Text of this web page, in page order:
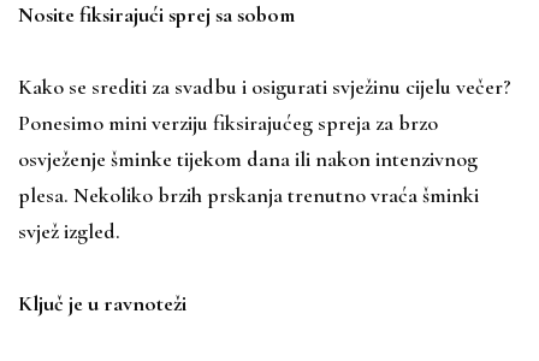
Nosite fiksirajući sprej sa sobom
Kako se srediti za svadbu i osigurati svježinu cijelu večer?
Ponesimo mini verziju fiksirajućeg spreja za brzo
osvježenje šminke tijekom dana ili nakon intenzivnog
plesa. Nekoliko brzih prskanja trenutno vraća šminki
svjež izgled.
Ključ je u ravnoteži